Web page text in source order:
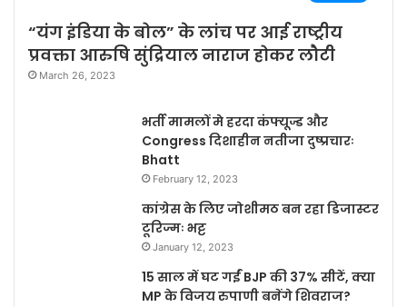
“यंग इंडिया के बोल” के लांच पर आई राष्ट्रीय
प्रवक्ता आरुषि सुंद्रियाल नाराज होकर लौटी
March 26, 2023
भर्ती मामलों मे हरदा कंफ्यूज्ड और
Congress दिशाहीन नतीजा दुष्प्रचारः
Bhatt
February 12, 2023
कांग्रेस के लिए जोशीमठ बन रहा डिजास्टर
टूरिज्मः भट्ट
January 12, 2023
15 साल में घट गईं BJP की 37% सीटें, क्या
MP के विजय रुपाणी बनेंगे शिवराज?